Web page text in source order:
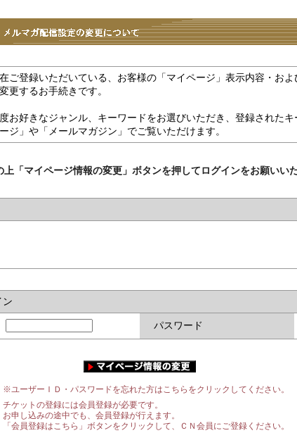
ご登録いただいている、お客様の「マイページ」表示内容・お
更するお手続きです。
お好きなジャンル、キーワードをお選びいただき、登録された
ジ」や「メールマガジン」でご覧いただけます。
上「マイページ情報の変更」ボタンを押してログインをお願いいた
ン
パスワード
※ユーザーＩＤ・パスワードを忘れた方はこちらをクリックしてください。
チケットの登録には会員登録が必要です。
お申し込みの途中でも、会員登録が行えます。
「会員登録はこちら」ボタンをクリックして、ＣＮ会員にご登録ください。